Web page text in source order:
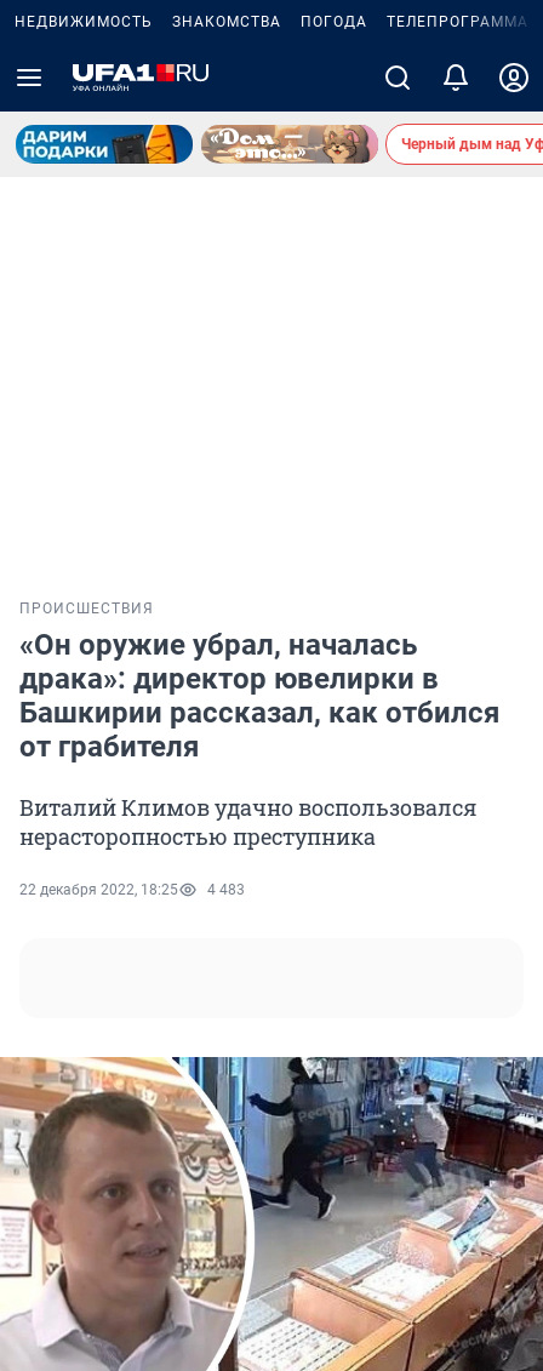
НЕДВИЖИМОСТЬ ЗНАКОМСТВА ПОГОДА ТЕЛЕПРОГРАММА
Черный дым над
ПРОИСШЕСТВИЯ
«Он оружие убрал, началась
драка»: директор ювелирки в
Башкирии рассказал, как отбился
от грабителя
Виталий Климов удачно воспользовался
нерасторопностью преступника
22 декабря 2022, 18:25 4 483